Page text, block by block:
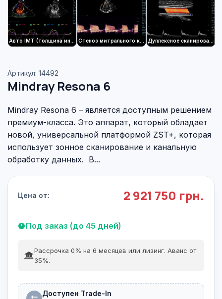
Дуплексное сканирование общей сонной артерии
Артикул: 14492
Mindray Resona 6
Mindray Resona 6 – является доступным решением
премиум-класса. Это аппарат, который обладает
новой, универсальной платформой ZST+, которая
использует зонное сканирование и канальную
обработку данных. В...
Цена от: 2 921 750 грн.
Под заказ (до 45 дней)
Рассрочка 0% на 6 месяцев или лизинг. Аванс от
35%.
Доступен Trade-In